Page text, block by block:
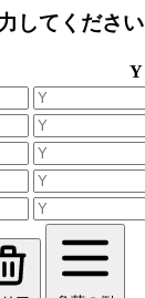
してください
Y